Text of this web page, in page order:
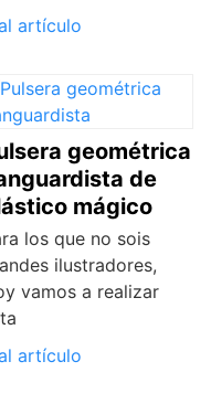
artículo
geométrica
de
mágico
los que no sois
ilustradores,
vamos a realizar
artículo